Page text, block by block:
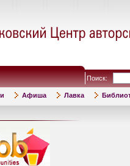
Поиск:
Афиша Лавка